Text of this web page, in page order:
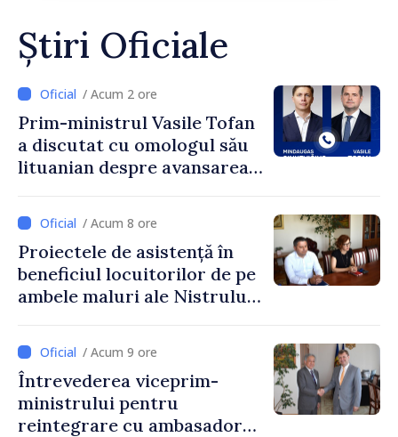
Știri Oficiale
/ Acum 2 ore
Prim-ministrul Vasile Tofan
a discutat cu omologul său
lituanian despre avansarea
Republicii Moldova
/ Acum 8 ore
Proiectele de asistență în
beneficiul locuitorilor de pe
ambele maluri ale Nistrului
viceprim-ministrului cu
reprezentanta rezidentă a
PNUD în Republica Moldova,
Daniela Gasparikova
/ Acum 9 ore
Întrevederea viceprim-
ministrului pentru
reintegrare cu ambasadorul